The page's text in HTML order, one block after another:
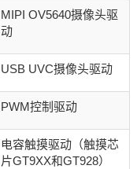
MIPI OV5640摄像头驱
动
USB UVC摄像头驱动
PWM控制驱动
电容触摸驱动（触摸芯
片GT9XX和GT928）